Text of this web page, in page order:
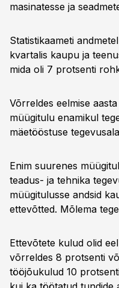
masinatesse ja
Statistikaameti
kvartalis kaupu ja
mida oli 7 protsenti
Võrreldes eelmise
müügitulu enamikul
mäetööstuse
Enim suurenes
teadus- ja tehnika
müügitulusse andsid
ettevõtted. Mõlema
Ettevõtete kulud olid
võrreldes 8 protsenti
tööjõukulud 10